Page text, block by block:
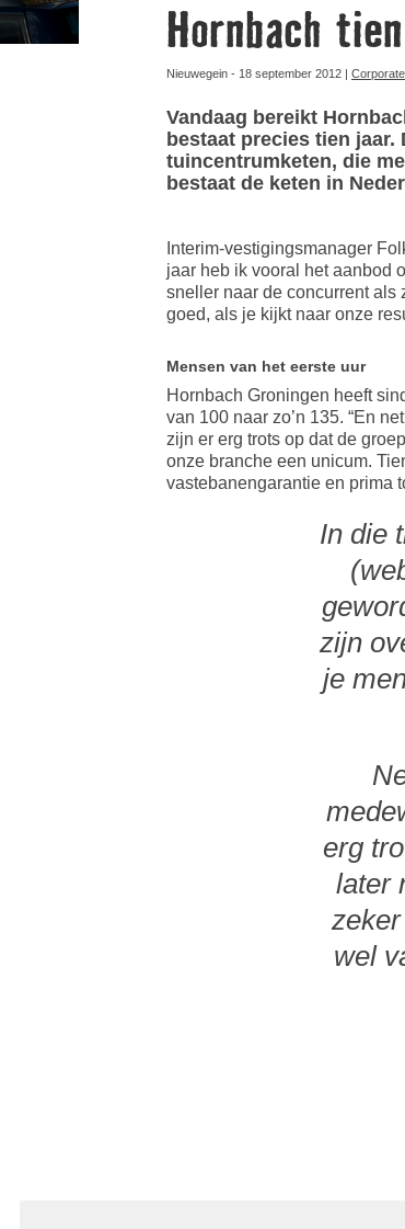
Hornbach
Nieuwegein - 18 september 2012 | Corporate
Vandaag bereikt
bestaat precies tien
tuincentrumketen, die
bestaat de keten in
Interim-vestigingsmanager
jaar heb ik vooral het aanbod
sneller naar de concurrent als
goed, als je kijkt naar onze
Mensen van het eerste uur
Hornbach Groningen heeft
van 100 naar zo’n 135. “En
zijn er erg trots op dat de
onze branche een unicum.
vastebanengarantie en prima
In die
zijn
je
erg
later
wel